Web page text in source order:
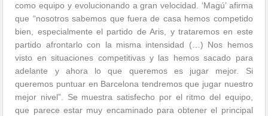
como equipo y evolucionando a gran velocidad. ‘Magú’ afirma
que “nosotros sabemos que fuera de casa hemos competido
bien, especialmente el partido de Aris, y trataremos en este
partido afrontarlo con la misma intensidad (…) Nos hemos
visto en situaciones competitivas y las hemos sacado para
adelante y ahora lo que queremos es jugar mejor. Si
queremos puntuar en Barcelona tendremos que jugar nuestro
mejor nivel”. Se muestra satisfecho por el ritmo del equipo,
que parece estar muy encaminado para obtener el principal